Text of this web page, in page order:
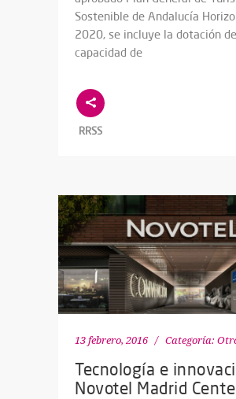
Sostenible de Andalucía
2020, se incluye la dotación de
capacidad de
RRSS
13 febrero, 2016 Categoría:
Tecnología e
Novotel Madrid